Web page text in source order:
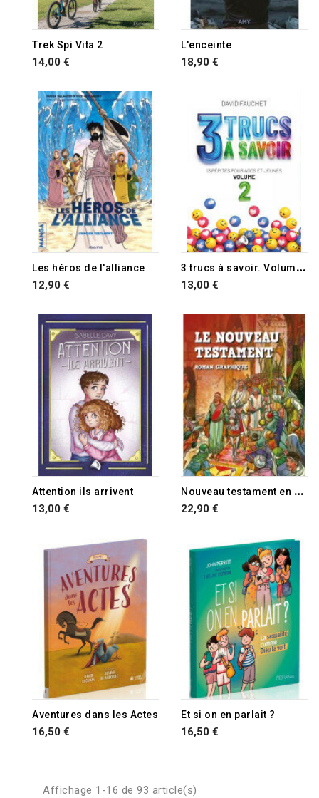
Trek Spi Vita 2
14,00 €
RUPTURE DE STOCK
L'enceinte
18,90 €
Les héros de l'alliance
12,90 €
3
trucs à savoir. Volume n°2
13,00 €
Attention ils arrivent
13,00 €
N
ouveau testament en BD roman graphique
22,90 €
Aventures dans les Actes
16,50 €
Et si on en parlait ?
16,50 €
Affichage 1-16 de 93 article(s)